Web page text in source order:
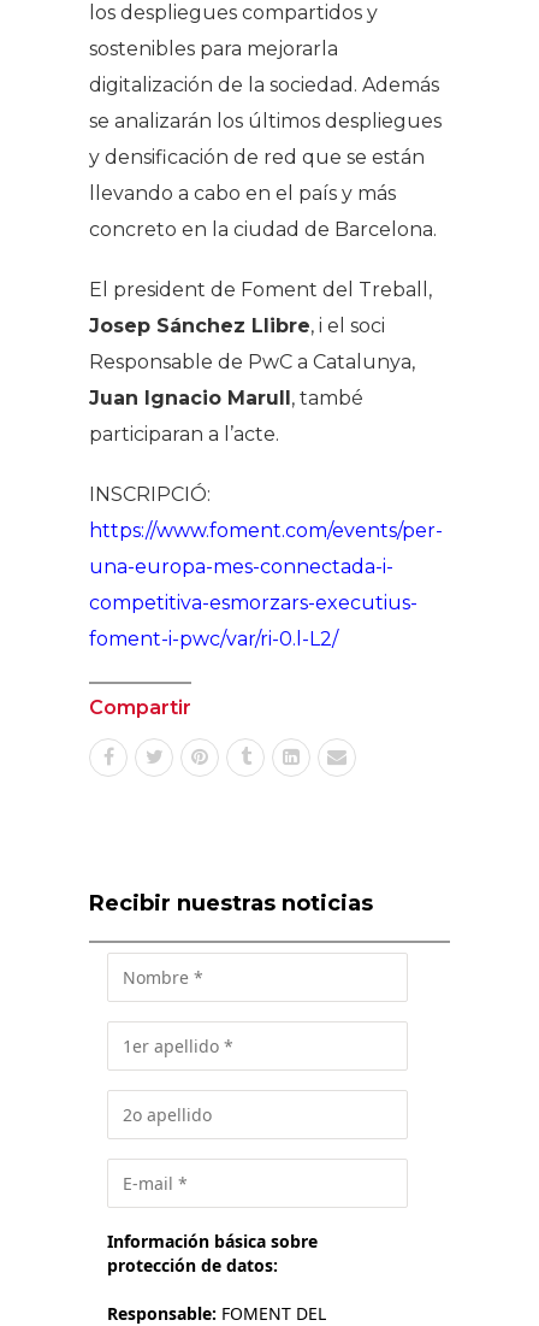
los despliegues compartidos y
sostenibles para mejorarla
digitalización de la sociedad. Además
se analizarán los últimos despliegues
y densificación de red que se están
llevando a cabo en el país y más
concreto en la ciudad de Barcelona.
El president de Foment del Treball,
Josep Sánchez Llibre, i el soci
Responsable de PwC a Catalunya,
Juan Ignacio Marull , també
participaran a l’acte.
INSCRIPCIÓ:
https://www.foment.com/events/per-
una-europa-mes-connectada-i-
competitiva-esmorzars-executius-
foment-i-pwc/var/ri-0.l-L2/
Compartir
Recibir nuestras noticias
Información básica sobre
protección de datos:
Responsable: FOMENT DEL